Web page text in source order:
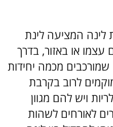
לינה המציעה לינת
עצמו או באזור, בדרך
מכמה יחידות
לרוב בקרבת
ויש להם מגוון
לאורחים לשהות